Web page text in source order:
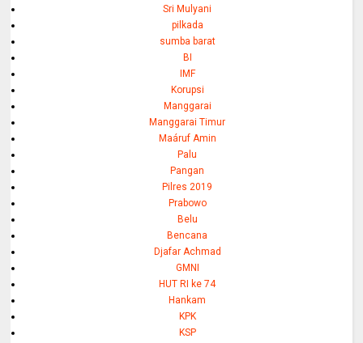
Sri Mulyani
pilkada
sumba barat
BI
IMF
Korupsi
Manggarai
Manggarai Timur
Maáruf Amin
Palu
Pangan
Pilres 2019
Prabowo
Belu
Bencana
Djafar Achmad
GMNI
HUT RI ke 74
Hankam
KPK
KSP